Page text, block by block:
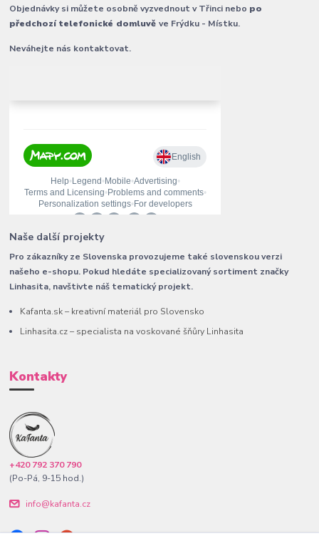
Objednávky si můžete osobně vyzvednout v Třinci nebo po
předchozí telefonické domluvěve Frýdku - Místku.
Neváhejte nás kontaktovat.
Naše další projekty
Pro zákazníky ze Slovenska provozujeme také slovenskou verzi
našeho e-shopu. Pokud hledáte specializovaný sortiment značky
Linhasita, navštivte náš tematický projekt.
Kafanta.sk – kreativní materiál pro Slovensko
Linhasita.cz – specialista na voskované šňůry Linhasita
Kontakty
+420 792 370 790
(Po-Pá, 9-15 hod.)
info@kafanta.cz